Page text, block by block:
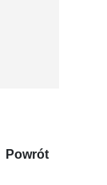
Powrót